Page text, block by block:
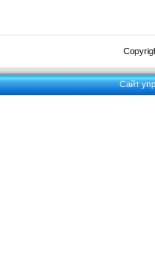
Сайт